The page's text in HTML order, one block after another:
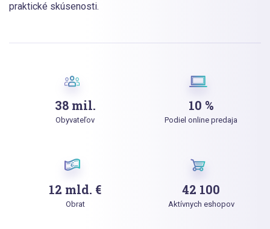
praktické skúsenosti.
38 mil.
Obyvateľov
10 %
Podiel online predaja
12 mld. €
Obrat
42 100
Aktívnych eshopov